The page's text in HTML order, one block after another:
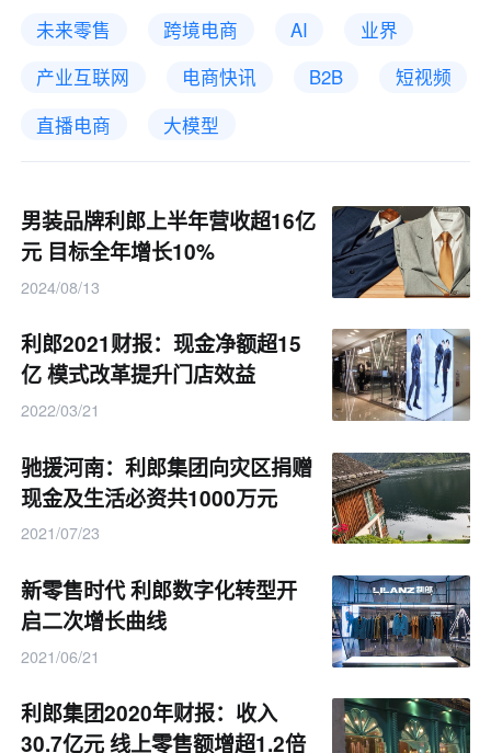
未来零售 跨境电商 AI
业界
产业互联网
电商快讯 B2B
短视频
直播电商
大模型
男装品牌利郎上半年营收超16亿
元 目标全年增长10%
2024/08/13
利郎2021财报：现金净额超15
亿 模式改革提升门店效益
2022/03/21
驰援河南：利郎集团向灾区捐赠
现金及生活必资共1000万元
2021/07/23
新零售时代 利郎数字化转型开
启二次增长曲线
2021/06/21
利郎集团2020年财报：收入
30.7亿元 线上零售额增超1.2倍